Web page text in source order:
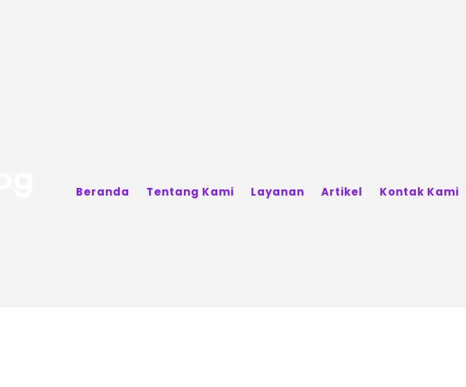
Beranda Tentang Kami Layanan Artikel Kontak Kami